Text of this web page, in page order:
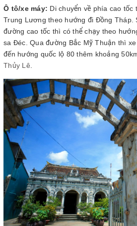
Ô tô/xe máy: Di chuyển về phía cao tốc
Trung Lương theo hướng đi Đồng Tháp.
đường cao tốc thì có thể chạy theo
sa Đéc. Qua đường Bắc Mỹ Thuận thì
đến hướng quốc lộ 80 thêm khoảng
Thủy Lê